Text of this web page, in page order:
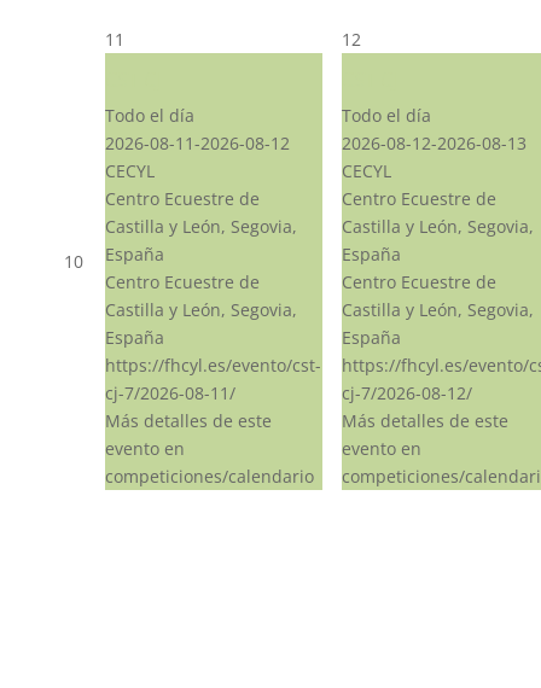
10
11
Todo el día
2026-08-11-2026-08-12
CECYL
Centro Ecuestre de
Castilla y León, Segovia,
España
Centro Ecuestre de
Castilla y León, Segovia,
España
https://fhcyl.es/evento/cst-
cj-7/2026-08-11/
Más detalles de este
evento en
competiciones/calendario
12
Todo el día
2026-08-12-2026-08-13
CECYL
Centro Ecuestre de
Castilla y León, Segovia,
España
Centro Ecuestre de
Castilla y León, Segovia,
España
https://fhcyl.es/evento/
cj-7/2026-08-12/
Más detalles de este
evento en
competiciones/